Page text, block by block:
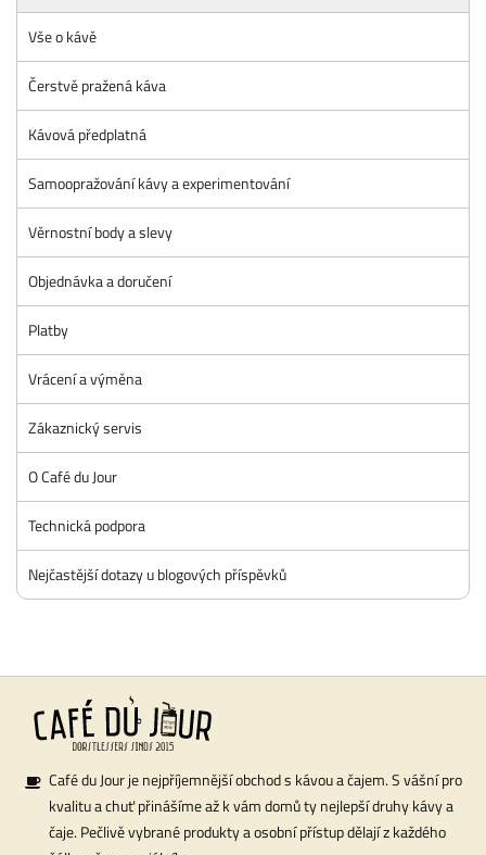
Vše o kávě
Čerstvě pražená káva
Kávová předplatná
Samoopražování kávy a experimentování
Věrnostní body a slevy
Objednávka a doručení
Platby
Vrácení a výměna
Zákaznický servis
O Café du Jour
Technická podpora
Nejčastější dotazy u blogových příspěvků
Café du Jour je nejpříjemnější obchod s kávou a čajem. S vášní pro
kvalitu a chuť přinášíme až k vám domů ty nejlepší druhy kávy a
čaje. Pečlivě vybrané produkty a osobní přístup dělají z každého